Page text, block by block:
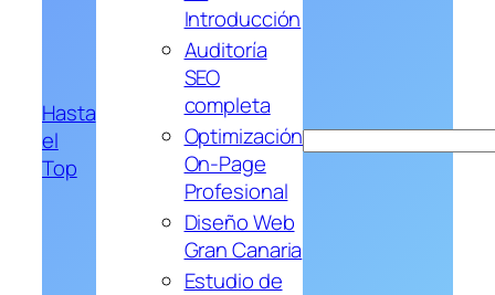
Hasta
el
Top
Introducción
Auditoría
SEO
completa
Optimización
On-Page
Profesional
Diseño Web
Gran Canaria
Estudio de
Buscar